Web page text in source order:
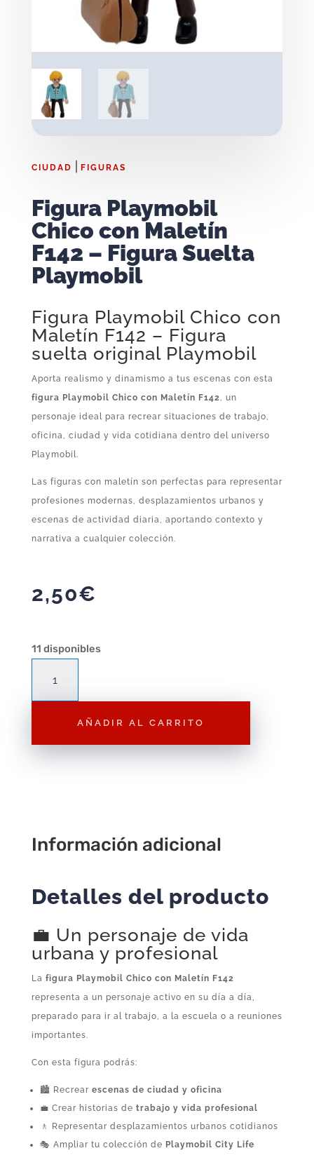
CIUDAD FIGURAS
Figura Playmobil
Chico con Maletín
F142 – Figura Suelta
Playmobil
Figura Playmobil Chico con
Maletín F142 – Figura
suelta original Playmobil
Aporta realismo y dinamismo a tus escenas con esta
figura Playmobil Chico con Maletín F142
, un
personaje ideal para recrear situaciones de trabajo,
oficina, ciudad y vida cotidiana dentro del universo
Playmobil.
Las figuras con maletín son perfectas para representar
profesiones modernas, desplazamientos urbanos y
escenas de actividad diaria, aportando contexto y
narrativa a cualquier colección.
2,50€
11 disponibles
Playmobil
Chico
Playmobil
AÑADIR AL CARRITO
Información adicional
Detalles del producto
💼 Un personaje de vida
urbana y profesional
La figura Playmobil Chico con Maletín F142
representa a un personaje activo en su día a día,
preparado para ir al trabajo, a la escuela o a reuniones
importantes.
Con esta figura podrás:
🏙️ Recrear escenas de ciudad y oficina
💼 Crear historias de trabajo y vida profesional
🚶 Representar desplazamientos urbanos cotidianos
🎭 Ampliar tu colección de Playmobil City Life